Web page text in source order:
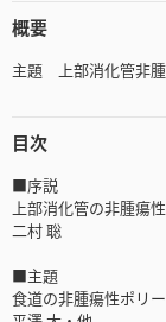
概要
主題 上部消化管非腫
目次
■序説
上部消化管の非腫瘍
二村 聡
■主題
食道の非腫瘍性ポリ